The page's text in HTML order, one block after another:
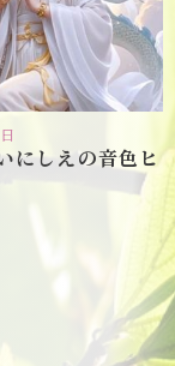
にしえの音色ヒ